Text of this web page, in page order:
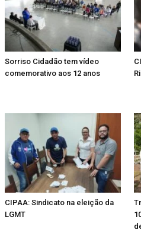
Sorriso Cidadão tem vídeo
comemorativo aos 12 anos
CIPAA: Sindicato na eleição da
LGMT